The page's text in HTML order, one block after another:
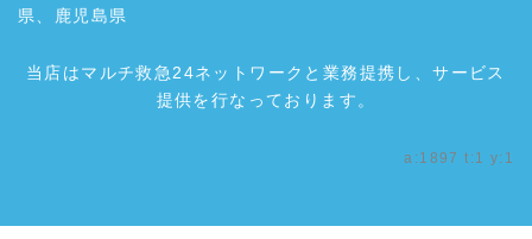
県、鹿児島県
当店はマルチ救急24ネットワークと業務提携し、サービス
提供を行なっております。
a:1897 t:1 y:1